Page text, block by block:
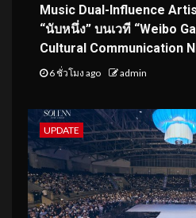
Music Dual-Influence
“นับหนึ่ง” บนเวที “Weibo
Cultural Communication
6 ชั่วโมง ago admin
UPDATE